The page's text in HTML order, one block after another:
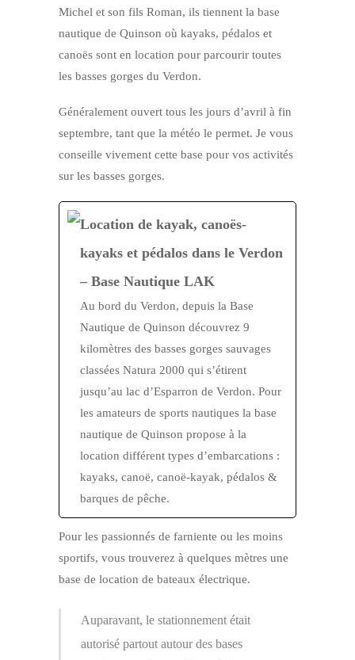
Michel et son fils Roman, ils tiennent la base
nautique de Quinson où kayaks, pédalos et
canoës sont en location pour parcourir toutes
les basses gorges du Verdon.
Généralement ouvert tous les jours d’avril à fin
septembre, tant que la météo le permet. Je vous
conseille vivement cette base pour vos activités
sur les basses gorges.
Location de kayak, canoës-
kayaks et pédalos dans le Verdon
– Base Nautique LAK
Au bord du Verdon, depuis la Base
Nautique de Quinson découvrez 9
kilomètres des basses gorges sauvages
classées Natura 2000 qui s’étirent
jusqu’au lac d’Esparron de Verdon. Pour
les amateurs de sports nautiques la base
nautique de Quinson propose à la
location différent types d’embarcations :
kayaks, canoë, canoë-kayak, pédalos &
barques de pêche.
Pour les passionnés de farniente ou les moins
sportifs, vous trouverez à quelques mètres une
base de location de bateaux électrique.
Auparavant, le stationnement était
autorisé partout autour des bases